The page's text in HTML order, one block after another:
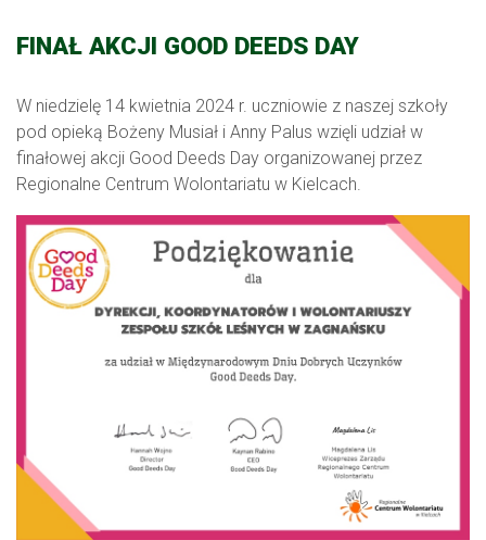
FINAŁ AKCJI GOOD DEEDS DAY
W niedzielę 14 kwietnia 2024 r. uczniowie z naszej szkoły
pod opieką Bożeny Musiał i Anny Palus wzięli udział w
finałowej akcji Good Deeds Day organizowanej przez
Regionalne Centrum Wolontariatu w Kielcach.